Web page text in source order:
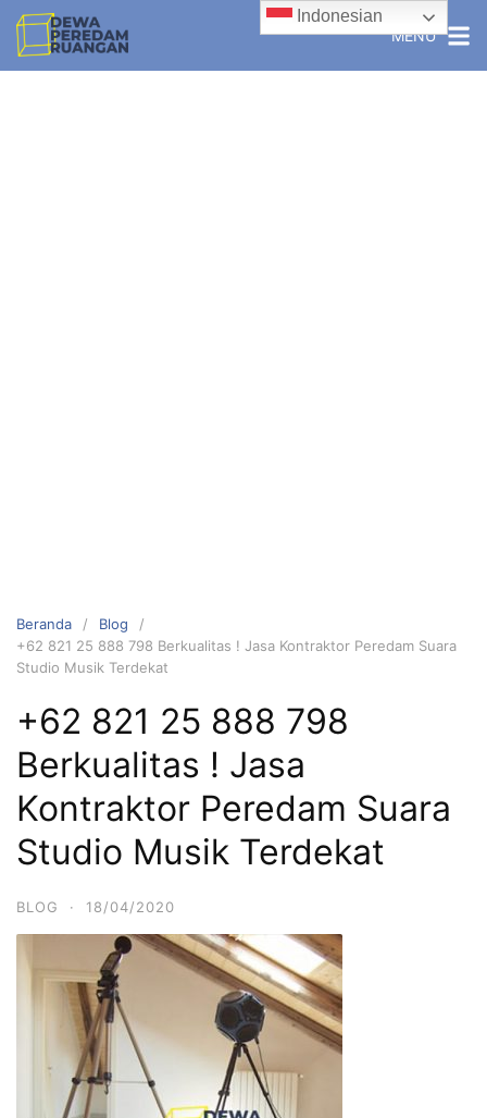
MENU
Beranda
Blog
+62 821 25 888 798 Berkualitas ! Jasa Kontraktor Peredam Suara
Studio Musik Terdekat
+62 821 25 888 798
Berkualitas ! Jasa
Kontraktor Peredam Suara
Studio Musik Terdekat
BLOG · 18/04/2020
Indonesian